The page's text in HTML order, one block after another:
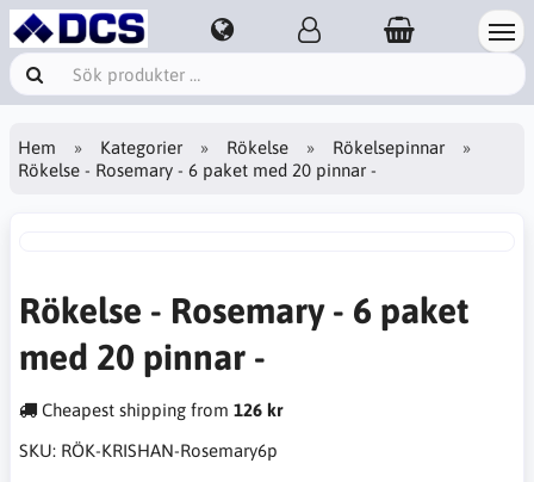
Hem Kategorier Rökelse
Rökelsepinnar
Rökelse - Rosemary - 6 paket med 20 pinnar -
Rökelse - Rosemary - 6 paket
med 20 pinnar -
Cheapest shipping from 126 kr
SKU: RÖK-KRISHAN-Rosemary6p